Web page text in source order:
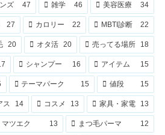
ズ 47 雑学 46 美容医療 34
27 カロリー 22 MBTI診断 22
20 オタ活 20 売ってる場所 18
シャンプー 16 アイテム 15
テーマパーク 15 値段 15
ス 14 コスメ 13 家具・家電 13
マツエク 13 まつ毛パーマ 12